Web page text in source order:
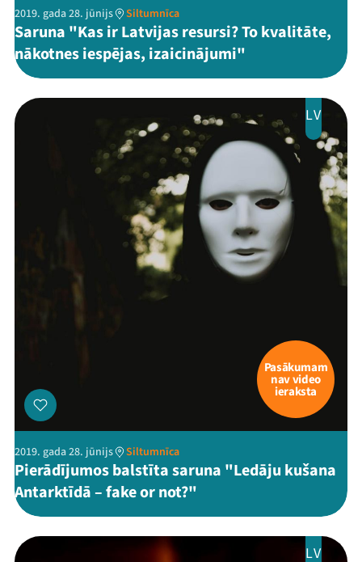
2019. gada 28. jūnijs Siltumnīca
Saruna "Kas ir Latvijas resursi? To kvalitāte,
nākotnes iespējas, izaicinājumi"
LV
Pasākumam
nav video
ieraksta
2019. gada 28. jūnijs Siltumnīca
Pierādījumos balstīta saruna "Ledāju kušana
Antarktīdā – fake or not?"
LV